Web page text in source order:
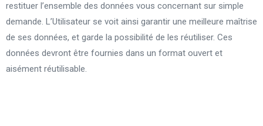
restituer l’ensemble des données vous concernant sur simple
demande. L’Utilisateur se voit ainsi garantir une meilleure maîtrise
de ses données, et garde la possibilité de les réutiliser. Ces
données devront être fournies dans un format ouvert et
aisément réutilisable.